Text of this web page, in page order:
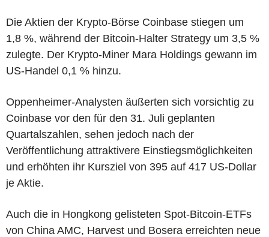
Die Aktien der Krypto-Börse Coinbase stiegen um
1,8 %, während der Bitcoin-Halter Strategy um 3,5 %
zulegte. Der Krypto-Miner Mara Holdings gewann im
US-Handel 0,1 % hinzu.
Oppenheimer-Analysten äußerten sich vorsichtig zu
Coinbase vor den für den 31. Juli geplanten
Quartalszahlen, sehen jedoch nach der
Veröffentlichung attraktivere Einstiegsmöglichkeiten
und erhöhten ihr Kursziel von 395 auf 417 US-Dollar
je Aktie.
Auch die in Hongkong gelisteten Spot-Bitcoin-ETFs
von China AMC, Harvest und Bosera erreichten neue